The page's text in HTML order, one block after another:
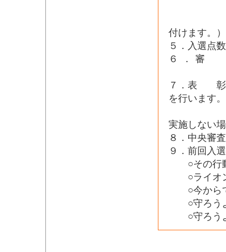
付けます。）
５．入選
６．審
７．表 彰
を行います
実施しない
８．中央
９．前回
○その行
○ライオ
○今から
○守ろう
○守ろう